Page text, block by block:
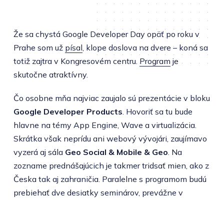
Že sa chystá Google Developer Day opäť po roku v
Prahe som už písal , klope doslova na dvere – koná sa
totiž zajtra v Kongresovém centru. Program je
skutočne atraktívny.
Čo osobne mňa najviac zaujalo sú prezentácie v bloku
Google Developer Products . Hovoriť sa tu bude
hlavne na témy App Engine, Wave a virtualizácia.
Skrátka však neprídu ani webový vývojári, zaujímavo
vyzerá aj sála Geo Social & Mobile & Geo . Na
zozname prednášajúcich je takmer tridsať mien, ako z
Česka tak aj zahraničia. Paralelne s programom budú
prebiehať dve desiatky seminárov, prevážne v